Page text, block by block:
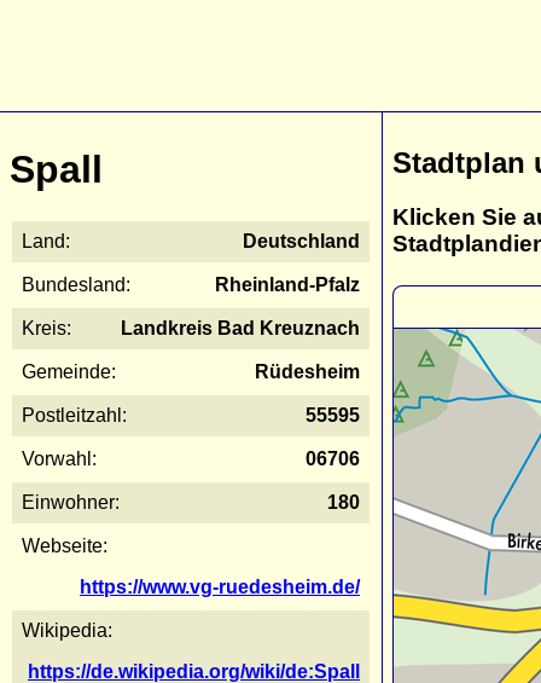
Spall
Land: Deutschland
Bundesland: Rheinland-Pfalz
Kreis: Landkreis Bad Kreuznach
Gemeinde: Rüdesheim
Postleitzahl: 55595
Vorwahl: 06706
Einwohner: 180
Webseite:
https://www.vg-ruedesheim.de/
Wikipedia:
https://de.wikipedia.org/wiki/de:Spall
Stadtplan
Klicken Sie